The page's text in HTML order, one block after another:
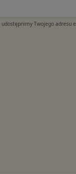
Twojego adresu